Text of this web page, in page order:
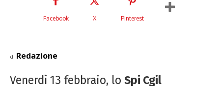
Facebook X Pinterest
di Redazione
Venerdì 13 febbraio, lo Spi Cgil